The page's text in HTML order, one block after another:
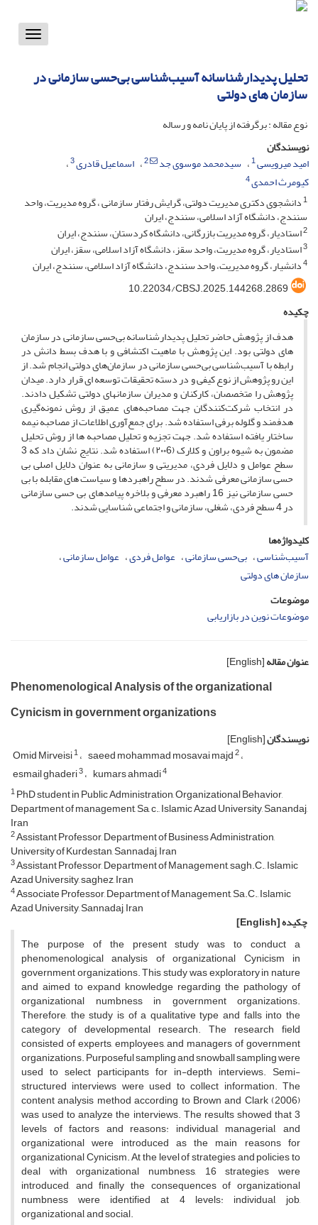
Toggle
تحلیل پدیدارشناسانه آسیب‌شناسی بی‌حسی سازمانی در
سازمان های دولتی
نوع مقاله : برگرفته از پایان نامه و رساله
نویسندگان
امید میرویسی1 سیدمحمد موسوی جد 2 اسماعیل قادری3
کیومرث احمدی4
1دانشجوی دکتری مدیریت دولتی، گرایش رفتار سازمانی ، گروه مدیریت، واحد
سنندج، دانشگاه آزاد اسلامی، سنندج، ایران
2استادیار، گروه مدیریت بازرگانی، دانشگاه کردستان، سنندج، ایران
3استادیار، گروه مدیریت، واحد سقز، دانشگاه آزاد اسلامی، سقز، ایران
4دانشیار، گروه مدیریت، واحد سنندج، دانشگاه آزاد اسلامی، سنندج، ایران
10.22034/CBSJ.2025.144268.2869
چکیده
هدف از پژوهش حاضر تحلیل پدیدارشناسانه بی‌حسی سازمانی در سازمان
های دولتی بود. این پژوهش با ماهیت اکتشافی و با هدف بسط دانش در
رابطه با آسیب‌شناسی بی‌حسی سازمانی در سازمان‌های دولتی انجام شد. از
این رو پژوهش از نوع کیفی و در دسته تحقیقات توسعه ای قرار دارد. میدان
پژوهش را متخصصان، کارکنان و مدیران سازمانهای دولتی تشکیل دادند.
در انتخاب شرکت‌کنندگان جهت مصاحبه‌های عمیق از روش نمونه‌گیری
هدفمند و گلوله برفی استفاده شد. برای جمع‌آوری اطلاعات از مصاحبه نیمه
ساختار یافته استفاده شد. جهت تجزیه و تحلیل مصاحبه ها از روش تحلیل
مضمون به شیوه براون و کلارک (۲۰۰6) استفاده شد. نتایج نشان داد که 3
سطح عوامل و دلایل فردی، مدیریتی و سازمانی به عنوان دلایل اصلی بی
حسی سازمانی معرفی شدند. در سطح راهبردها و سیاست های مقابله با بی
حسی سازمانی نیز 16 راهبرد معرفی و بلاخره پیامدهای بی حسی سازمانی
در 4 سطح فردی، شغلی، سازمانی و اجتماعی شناسایی شدند.
کلیدواژه‌ها
آسیب‌شناسی بی‌حسی سازمانی عوامل فردی عوامل سازمانی
سازمان های دولتی
موضوعات
موضوعات نوین در بازاریابی
عنوان مقاله[English]
Phenomenological Analysis of the organizational
Cynicism in government organizations
نویسندگان[English]
Omid Mirveisi1 saeed mohammad mosavai majd2
esmail ghaderi3 kumars ahmadi4
1PhD student in Public Administration, Organizational Behavior,
Department of management, Sa, c., Islamic Azad University, Sanandaj,
Iran
2Assistant Professor, Department of Business Administration,
University of Kurdestan, Sannadaj, Iran
3Assistant Professor, Department of Management, sagh.C., Islamic
Azad University, saghez, Iran
4Associate Professor, Department of Management, Sa.C., Islamic
Azad University, Sannadaj, Iran
چکیده[English]
The purpose of the present study was to conduct a
phenomenological analysis of organizational Cynicism in
government organizations. This study was exploratory in nature
and aimed to expand knowledge regarding the pathology of
organizational numbness in government organizations.
Therefore, the study is of a qualitative type and falls into the
category of developmental research. The research field
consisted of experts, employees, and managers of government
organizations. Purposeful sampling and snowball sampling were
used to select participants for in-depth interviews. Semi-
structured interviews were used to collect information. The
content analysis method according to Brown and Clark (2006)
was used to analyze the interviews. The results showed that 3
levels of factors and reasons: individual, managerial, and
organizational were introduced as the main reasons for
organizational Cynicism. At the level of strategies and policies to
deal with organizational numbness, 16 strategies were
introduced, and finally the consequences of organizational
numbness were identified at 4 levels: individual, job,
organizational, and social.